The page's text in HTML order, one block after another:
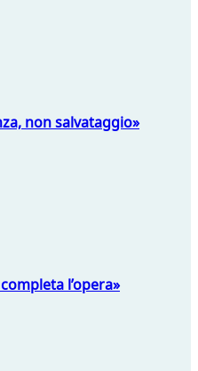
non salvataggio»
l’opera»